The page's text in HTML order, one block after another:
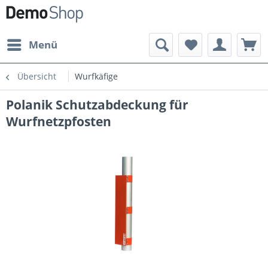
Menü
Übersicht Wurfkäfige
Polanik Schutzabdeckung für
Wurfnetzpfosten